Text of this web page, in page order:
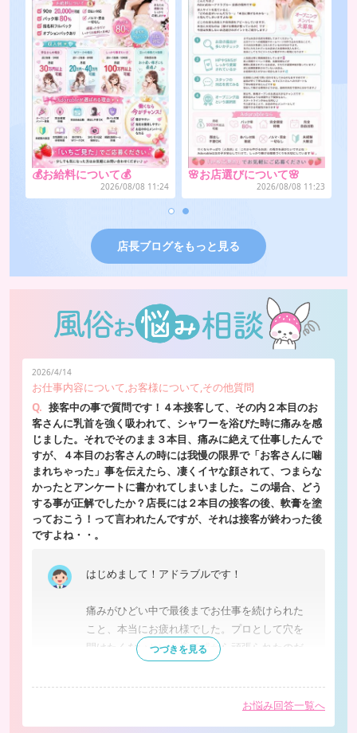
💰お給料について💰
2026/08/09 12:05
🌸お店選びについて🌸
2026/08/09 12:05
店長ブログをもっと見る
2026/4/14
お仕事内容について,お客様について,その他質問
Q. 接客中の事で質問です！４本接客して、その内２本目のお
客さんに乳首を強く吸われて、シャワーを浴びた時に痛みを感
じました。それでそのまま３本目、痛みに絶えて仕事したんで
すが、４本目のお客さんの時には我慢の限界で「お客さんに噛
まれちゃった」事を伝えたら、凄くイヤな顔されて、つまらな
かったとアンケートに書かれてしまいました。この場合、どう
する事が正解でしたか？店長には２本目の接客の後、軟膏を塗
っておこう！って言われたんですが、それは接客が終わった後
ですよね・・。
はじめまして！アドラブルです！
痛みがひどい中で最後までお仕事を続けられた
こと、本当にお疲れ様でした。プロとして穴を
開けたくないという責任感から頑張られたのだ
と思いますが、まずはご自身の体を一番に労わ
つづきを見る
お悩み回答一覧へ